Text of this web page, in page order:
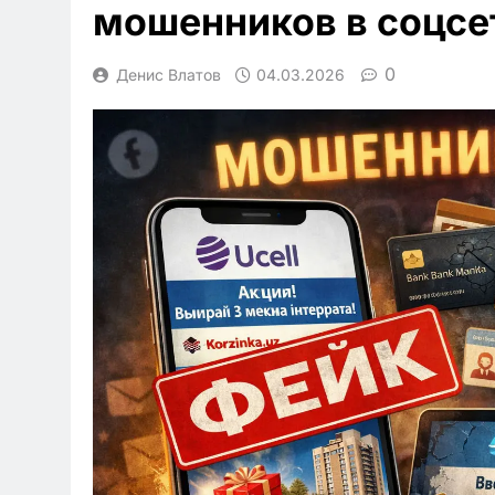
мошенников в
Денис Влатов 04.03.2026 0